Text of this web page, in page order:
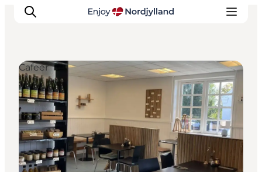
Oplevelser og aktiviteter
Planlæg din tur
Byer og steder
Guides
Det sker
Cafeer